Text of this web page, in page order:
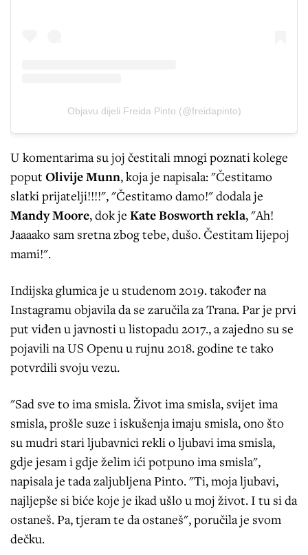
Objavu dijeli Freida Pinto (@freidapinto)
U komentarima su joj čestitali mnogi poznati kolege
poput Olivije Munn, koja je napisala: "Čestitamo
slatki prijatelji!!!!", "Čestitamo damo!" dodala je
Mandy Moore, dok je Kate Bosworth rekla, "Ah!
Jaaaako sam sretna zbog tebe, dušo. Čestitam lijepoj
mami!".
Indijska glumica je u studenom 2019. također na
Instagramu objavila da se zaručila za Trana. Par je prvi
put viđen u javnosti u listopadu 2017., a zajedno su se
pojavili na US Openu u rujnu 2018. godine te tako
potvrdili svoju vezu.
"Sad sve to ima smisla. Život ima smisla, svijet ima
smisla, prošle suze i iskušenja imaju smisla, ono što
su mudri stari ljubavnici rekli o ljubavi ima smisla,
gdje jesam i gdje želim ići potpuno ima smisla",
napisala je tada zaljubljena Pinto. "Ti, moja ljubavi,
najljepše si biće koje je ikad ušlo u moj život. I tu si da
ostaneš. Pa, tjeram te da ostaneš", poručila je svom
dečku.